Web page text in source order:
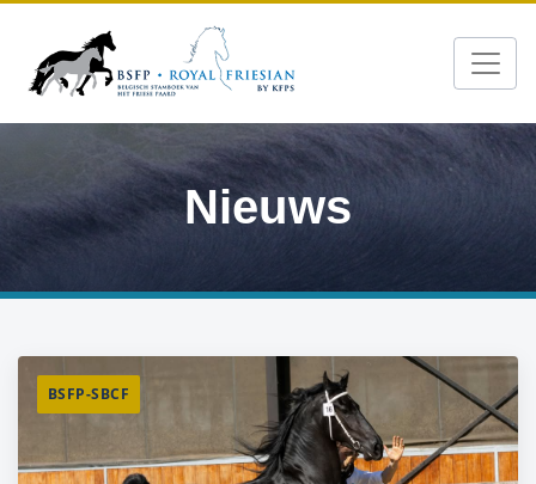
Nieuws
BSFP-SBCF